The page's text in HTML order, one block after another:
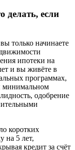
делать, если
только начинаете
ипотеки на
и вы живёте в
программах,
минимальном
одобрение
коротких
на 5 лет,
кредит за счёт